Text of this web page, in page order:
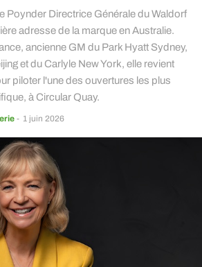
Poynder Directrice Générale du Waldorf
adresse de la marque en Australie.
ancienne GM du Park Hyatt Sydney,
et du Carlyle New York, elle revient
piloter l'une des ouvertures les plus
à Circular Quay.
- 1 juin 2026